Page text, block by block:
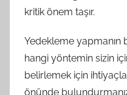
kritik önem taşır.
Yedekleme yapmanın
hangi yöntemin sizin
belirlemek için
önünde